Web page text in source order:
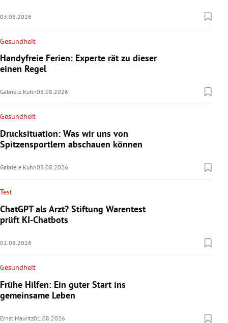
03.08.2026
Gesundheit
Handyfreie Ferien: Experte rät zu dieser
einen Regel
Gabriele Kuhn03.08.2026
Gesundheit
Drucksituation: Was wir uns von
Spitzensportlern abschauen können
Gabriele Kuhn03.08.2026
Test
ChatGPT als Arzt? Stiftung Warentest
prüft KI-Chatbots
02.08.2026
Gesundheit
Frühe Hilfen: Ein guter Start ins
gemeinsame Leben
Ernst Mauritz01.08.2026